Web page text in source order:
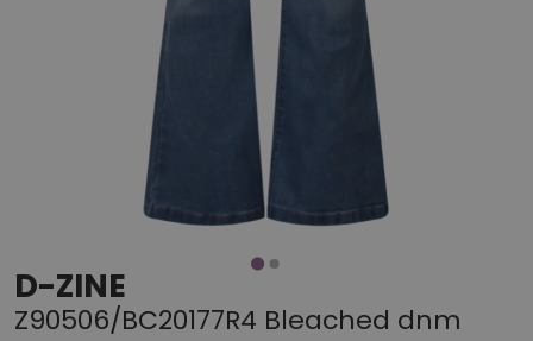
D-ZINE
Z90506/BC20177R4 Bleached dnm